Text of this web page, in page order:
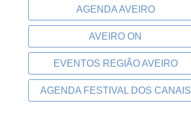
AGENDA AVEIRO
AVEIRO ON
EVENTOS REGIÃO AVEIRO
AGENDA FESTIVAL DOS CANAIS